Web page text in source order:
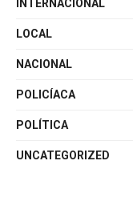
INTERNACIONAL
LOCAL
NACIONAL
POLICÍACA
POLÍTICA
UNCATEGORIZED